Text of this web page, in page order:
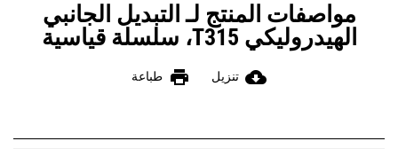
مواصفات المنتج لـ التبديل الجانبي
الهيدروليكي T315، سلسلة قياسية
cloud_download تنزيل print طباعة